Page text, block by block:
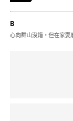
B
心向群山沒錯，但在家耍